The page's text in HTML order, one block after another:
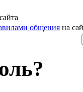
общения на